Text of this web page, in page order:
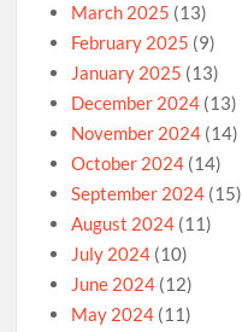
March 2025 (13)
February 2025 (9)
January 2025 (13)
December 2024 (13)
November 2024 (14)
October 2024 (14)
September 2024 (15)
August 2024 (11)
July 2024 (10)
June 2024 (12)
May 2024 (11)